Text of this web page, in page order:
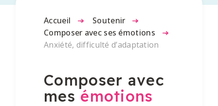
Accueil - Soutenir
-
Composer avec ses émotions
-
Anxiété, difficulté d’adaptation
Composer avec
mes émotions